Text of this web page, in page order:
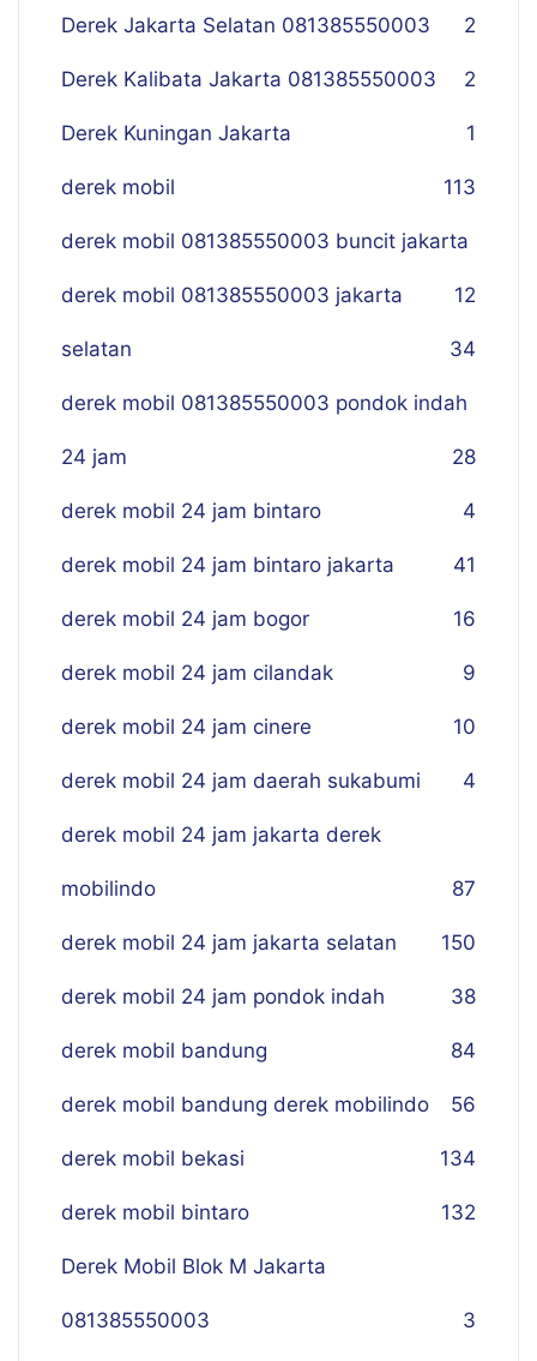
Derek Jakarta Selatan 081385550003 2
Derek Kalibata Jakarta 081385550003 2
Derek Kuningan Jakarta 1
derek mobil 113
derek mobil 081385550003 buncit jakarta
12
derek mobil 081385550003 jakarta
selatan 34
derek mobil 081385550003 pondok indah
24 jam 28
derek mobil 24 jam bintaro 4
derek mobil 24 jam bintaro jakarta 41
derek mobil 24 jam bogor 16
derek mobil 24 jam cilandak 9
derek mobil 24 jam cinere 10
derek mobil 24 jam daerah sukabumi 4
derek mobil 24 jam jakarta derek
mobilindo 87
derek mobil 24 jam jakarta selatan 150
derek mobil 24 jam pondok indah 38
derek mobil bandung 84
derek mobil bandung derek mobilindo 56
derek mobil bekasi 134
derek mobil bintaro 132
Derek Mobil Blok M Jakarta
081385550003 3